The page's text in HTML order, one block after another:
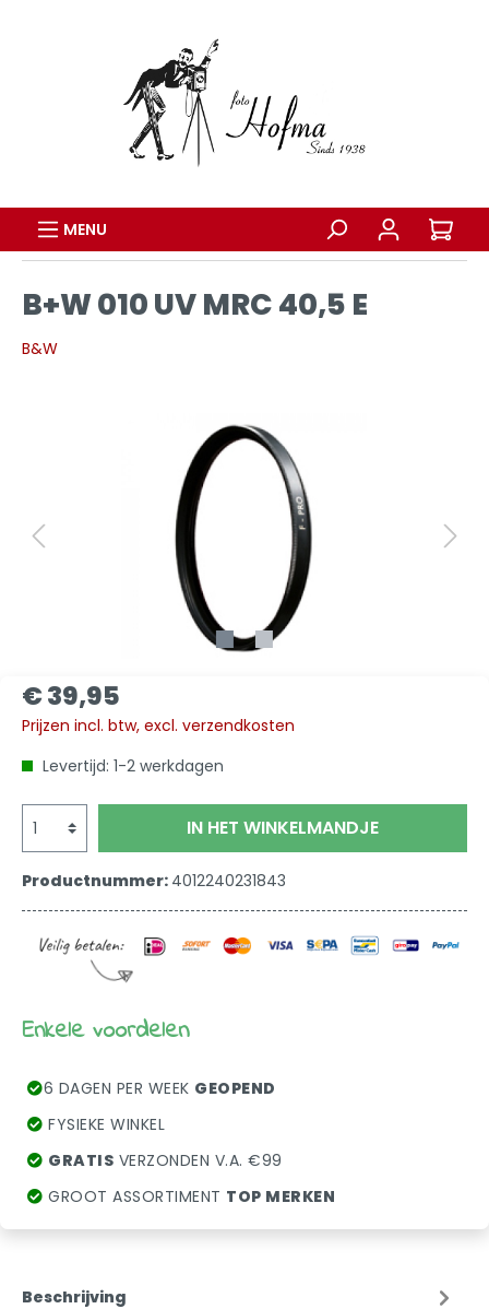
MENU
B+W 010 UV MRC 40,5 E
B&W
€ 39,95
Prijzen incl. btw, excl. verzendkosten
Levertijd: 1-2 werkdagen
IN HET WINKELMANDJE
Productnummer: 4012240231843
Enkele voordelen
6 DAGEN PER WEEK GEOPEND
FYSIEKE WINKEL
GRATIS VERZONDEN V.A. €99
GROOT ASSORTIMENT TOP MERKEN
Beschrijving